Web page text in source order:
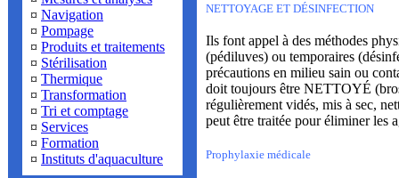
¤ Navigation
¤ Pompage
¤ Produits et traitements
¤ Stérilisation
¤ Thermique
¤ Transformation
¤ Tri et comptage
¤ Services
¤ Formation
¤ Instituts d'aquaculture
NETTOYAGE ET DÉSINFECTION
Ils font appel à des méthodes
(pédiluves) ou temporaires
précautions en milieu sain ou
doit toujours être NETTOYÉ
régulièrement vidés, mis à sec,
peut être traitée pour éliminer les
Prophylaxie médicale